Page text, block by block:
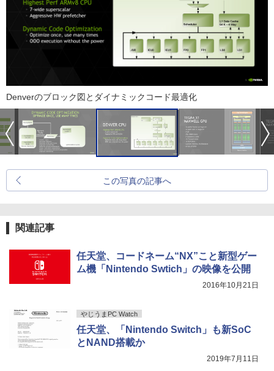
Denverのブロック図とダイナミックコード最適化
この写真の記事へ
関連記事
任天堂、コードネーム“NX”こと新型ゲー
ム機「Nintendo Swtich」の映像を公開
2016年10月21日
やじうまPC Watch
任天堂、「Nintendo Switch」も新SoC
とNAND搭載か
2019年7月11日